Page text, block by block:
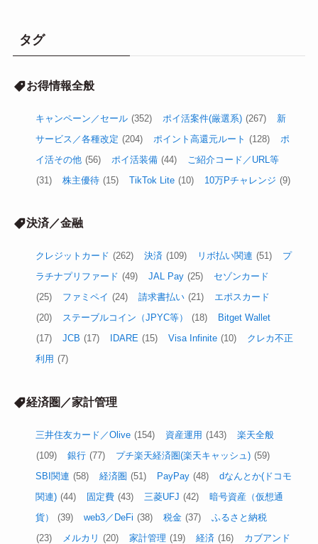
タグ
お得情報全般
キャンペーン／セール (352) ポイ活案件(厳選系) (267)
新
サービス／各種改定 (204) ポイント高還元ルート (128)
ポ
イ活その他 (56) ポイ活装備 (44)
ご紹介コード／URL等
(31)
株主優待 (15) TikTok Lite (10) 10万Pチャレンジ (9)
決済／金融
クレジットカード (262) 決済 (109) リボ払い関連 (51)
プ
ラチナプリファード (49) JAL Pay (25)
セゾンカード
(25)
ファミペイ (24) 請求書払い (21)
エポスカード
(20)
ステーブルコイン（JPYC等） (18)
Bitget Wallet
(17)
JCB (17) IDARE (15) Visa Infinite (10)
クレカ不正
利用 (7)
経済圏／家計管理
三井住友カード／Olive (154) 資産運用 (143)
楽天全般
(109)
銀行 (77) プチ楽天経済圏(楽天キャッシュ) (59)
SBI関連 (58) 経済圏 (51) PayPay (48)
dなんとか(ドコモ
関連) (44) 固定費 (43) 三菱UFJ (42)
暗号資産（仮想通
貨）
(39) web3／DeFi (38) 税金 (37)
ふるさと納税
(23)
メルカリ (20) 家計管理 (19) 経済 (16)
カブアンド